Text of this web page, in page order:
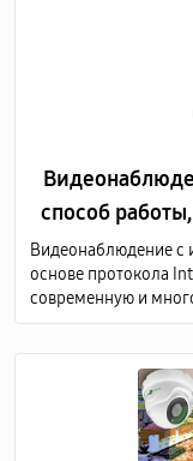
способ
Видеонаблюдение с
основе протокола
современную и
мониторинга и
общественные